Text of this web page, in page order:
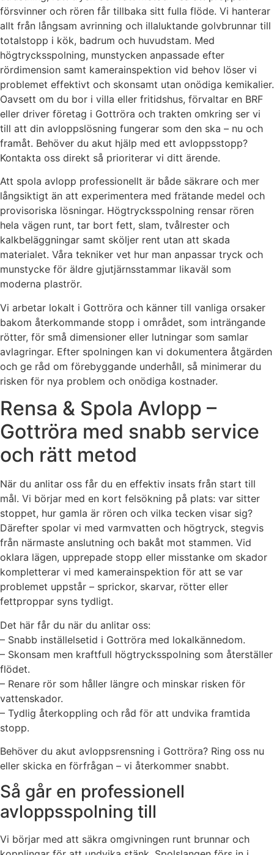
försvinner och rören får tillbaka sitt fulla flöde. Vi hanterar
allt från långsam avrinning och illaluktande golvbrunnar till
totalstopp i kök, badrum och huvudstam. Med
högtrycksspolning, munstycken anpassade efter
rördimension samt kamerainspektion vid behov löser vi
problemet effektivt och skonsamt utan onödiga kemikalier.
Oavsett om du bor i villa eller fritidshus, förvaltar en BRF
eller driver företag i Gottröra och trakten omkring ser vi
till att din avloppslösning fungerar som den ska – nu och
framåt. Behöver du akut hjälp med ett avloppsstopp?
Kontakta oss direkt så prioriterar vi ditt ärende.
Att spola avlopp professionellt är både säkrare och mer
långsiktigt än att experimentera med frätande medel och
provisoriska lösningar. Högtrycksspolning rensar rören
hela vägen runt, tar bort fett, slam, tvålrester och
kalkbeläggningar samt sköljer rent utan att skada
materialet. Våra tekniker vet hur man anpassar tryck och
munstycke för äldre gjutjärnsstammar likaväl som
moderna plaströr.
Vi arbetar lokalt i Gottröra och känner till vanliga orsaker
bakom återkommande stopp i området, som inträngande
rötter, för små dimensioner eller lutningar som samlar
avlagringar. Efter spolningen kan vi dokumentera åtgärden
och ge råd om förebyggande underhåll, så minimerar du
risken för nya problem och onödiga kostnader.
Rensa & Spola Avlopp –
Gottröra med snabb service
och rätt metod
När du anlitar oss får du en effektiv insats från start till
mål. Vi börjar med en kort felsökning på plats: var sitter
stoppet, hur gamla är rören och vilka tecken visar sig?
Därefter spolar vi med varmvatten och högtryck, stegvis
från närmaste anslutning och bakåt mot stammen. Vid
oklara lägen, upprepade stopp eller misstanke om skador
kompletterar vi med kamerainspektion för att se var
problemet uppstår – sprickor, skarvar, rötter eller
fettproppar syns tydligt.
Det här får du när du anlitar oss:
– Snabb inställelsetid i Gottröra med lokalkännedom.
– Skonsam men kraftfull högtrycksspolning som återställer
flödet.
– Renare rör som håller längre och minskar risken för
vattenskador.
– Tydlig återkoppling och råd för att undvika framtida
stopp.
Behöver du akut avloppsrensning i Gottröra? Ring oss nu
eller skicka en förfrågan – vi återkommer snabbt.
Så går en professionell
avloppsspolning till
Vi börjar med att säkra omgivningen runt brunnar och